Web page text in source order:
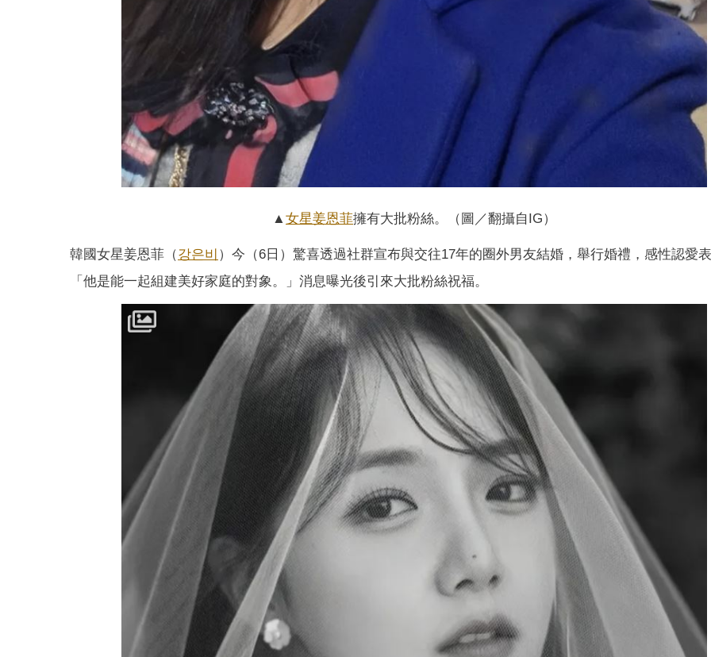
▲女星姜恩菲擁有大批粉絲。（圖／翻攝自IG）
韓國女星姜恩菲（강은비 ）今（6日）驚喜透過社群宣布與交往17年的圈外男友結婚，舉行婚禮，感性認愛
「他是能一起組建美好家庭的對象。」消息曝光後引來大批粉絲祝福。